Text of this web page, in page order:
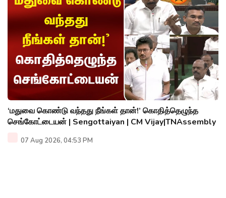
‘மதுவை கொண்டு வந்தது நீங்கள் தான்!’ கொதித்தெழுந்த
செங்கோட்டையன் | Sengottaiyan | CM Vijay|TNAssembly
07 Aug 2026, 04:53 PM